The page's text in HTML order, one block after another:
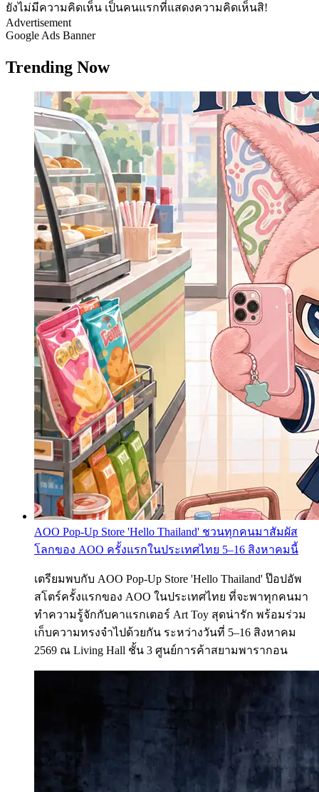
ยังไม่มีความคิดเห็น เป็นคนแรกที่แสดงความคิดเห็นสิ!
Advertisement
Google Ads Banner
Trending Now
AOO Pop-Up Store 'Hello Thailand' ชวนทุกคนมาสัมผัส
โลกของ AOO ครั้งแรกในประเทศไทย 5–16 สิงหาคมนี้
เตรียมพบกับ AOO Pop-Up Store 'Hello Thailand' ป๊อปอัพ
สโตร์ครั้งแรกของ AOO ในประเทศไทย ที่จะพาทุกคนมา
ทำความรู้จักกับคาแรกเตอร์ Art Toy สุดน่ารัก พร้อมร่วม
เก็บความทรงจำไปด้วยกัน ระหว่างวันที่ 5–16 สิงหาคม
2569 ณ Living Hall ชั้น 3 ศูนย์การค้าสยามพารากอน